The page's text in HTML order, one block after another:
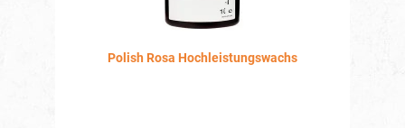
Produkt bzw. der Produktverpackung oder in einer dem
Produkt beigefügten Unterlage zu finden.
Polish Rosa Hochleistungswachs